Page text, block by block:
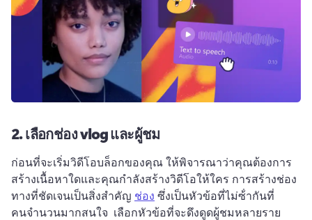
2.เลือกช่อง vlog และผู้ชม
ก่อนที่จะเริ่มวิดีโอบล็อกของคุณ ให้พิจารณาว่าคุณต้องการ
สร้างเนื้อหาใดและคุณกำลังสร้างวิดีโอให้ใคร การสร้างช่อง
ทางที่ชัดเจนเป็นสิ่งสําคัญ ช่อง ซึ่งเป็นหัวข้อที่ไม่ซ้ํากันที่
คนจํานวนมากสนใจ เลือกหัวข้อที่จะดึงดูดผู้ชมหลายราย